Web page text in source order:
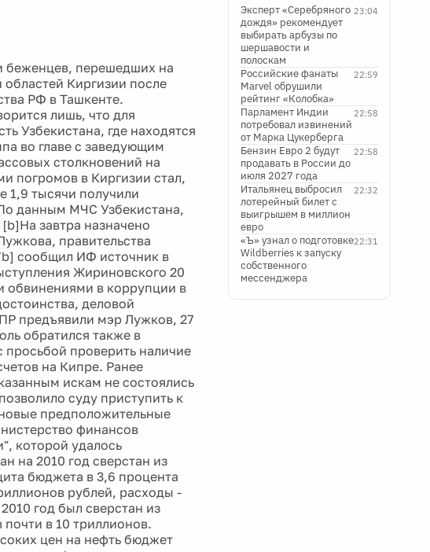
беженцев, перешедших на
Киргизии после
РФ в Ташкенте.
лишь, что для
Узбекистана, где находятся
во главе с заведующим
столкновений на
погромов в Киргизии стал,
1,9 тысячи получили
данным МЧС Узбекистана,
завтра назначено
правительства
сообщил ИФ источник в
Жириновского 20
обвинениями в коррупции в
деловой
предъявили мэр Лужков, 27
обратился также в
проверить наличие
на Кипре. Ранее
искам не состоялись
суду приступить к
предположительные
финансов
которой удалось
на 2010 год сверстан из
бюджета в 3,6 процента
рублей, расходы -
год был сверстан из
в 10 триллионов.
цен на нефть бюджет
23:04
Эксперт «Серебряного
дождя» рекомендует
выбирать арбузы по
шершавости и
полоскам
22:59
Российские фанаты
Marvel обрушили
рейтинг «Колобка»
22:58
Парламент Индии
потребовал извинений
от Марка Цукерберга
22:58
Бензин Евро 2 будут
продавать в России до
июля 2027 года
22:32
Итальянец выбросил
лотерейный билет с
выигрышем в миллион
евро
22:31
«Ъ» узнал о подготовке
Wildberries к запуску
собственного
мессенджера